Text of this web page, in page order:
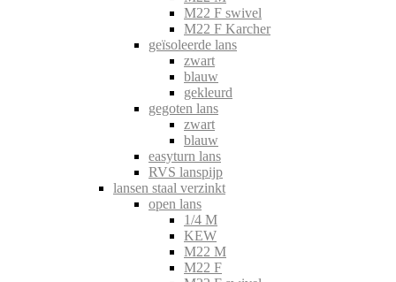
M22 F swivel
M22 F Karcher
geïsoleerde lans
zwart
blauw
gekleurd
gegoten lans
zwart
blauw
easyturn lans
RVS lanspijp
lansen staal verzinkt
open lans
1/4 M
KEW
M22 M
M22 F